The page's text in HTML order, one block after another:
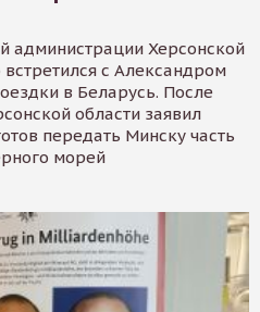
администрации Херсонской
с Александром
в Беларусь. После
области заявил
передать Минску часть
морей